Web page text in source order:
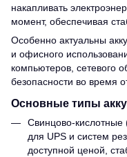
накапливать
момент, обеспечивая
Особенно актуальны
и офисного
компьютеров, сетевого
безопасности во время
Основные типы
Свинцово-
для UPS и систем
доступной ценой,